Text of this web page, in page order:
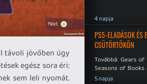
távoli jövőben úgy
egész sora éri:
sem leli nyomát.
4 napja
PS5-ELADÁSOK ÉS
CSÜTÖRTÖKÖN
Továbbá: Gears
Seasons of
Speed.
5 napja